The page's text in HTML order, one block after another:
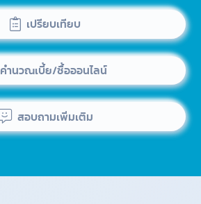
เปรียบเทียบ
คำนวณเบี้ย/ซื้อออนไลน์
สอบถามเพิ่มเติม